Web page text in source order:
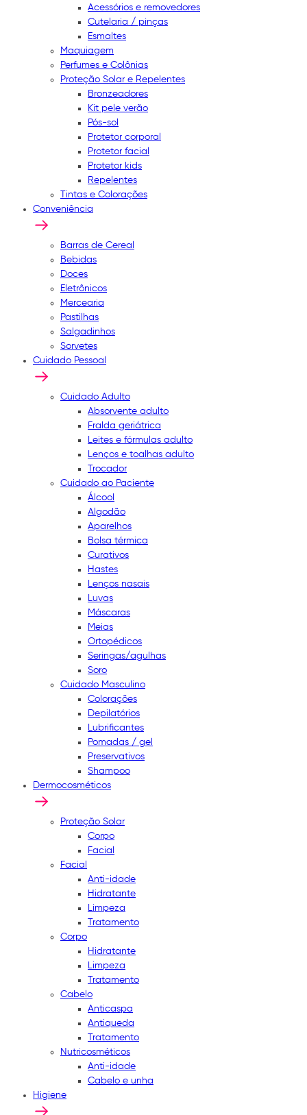
Acessórios e removedores
Cutelaria / pinças
Esmaltes
Maquiagem
Perfumes e Colônias
Proteção Solar e Repelentes
Bronzeadores
Kit pele verão
Pós-sol
Protetor corporal
Protetor facial
Protetor kids
Repelentes
Tintas e Colorações
Conveniência
Barras de Cereal
Bebidas
Doces
Eletrônicos
Mercearia
Pastilhas
Salgadinhos
Sorvetes
Cuidado Pessoal
Cuidado Adulto
Absorvente adulto
Fralda geriátrica
Leites e fórmulas adulto
Lenços e toalhas adulto
Trocador
Cuidado ao Paciente
Álcool
Algodão
Aparelhos
Bolsa térmica
Curativos
Hastes
Lenços nasais
Luvas
Máscaras
Meias
Ortopédicos
Seringas/agulhas
Soro
Cuidado Masculino
Colorações
Depilatórios
Lubrificantes
Pomadas / gel
Preservativos
Shampoo
Dermocosméticos
Proteção Solar
Corpo
Facial
Facial
Anti-idade
Hidratante
Limpeza
Tratamento
Corpo
Hidratante
Limpeza
Tratamento
Cabelo
Anticaspa
Antiqueda
Tratamento
Nutricosméticos
Anti-idade
Cabelo e unha
Higiene